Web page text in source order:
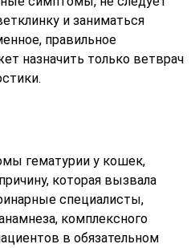
и заниматься
правильное
назначить только ветврач
гематурии у кошек,
которая вызвала
специалисты,
комплексного
в обязательном